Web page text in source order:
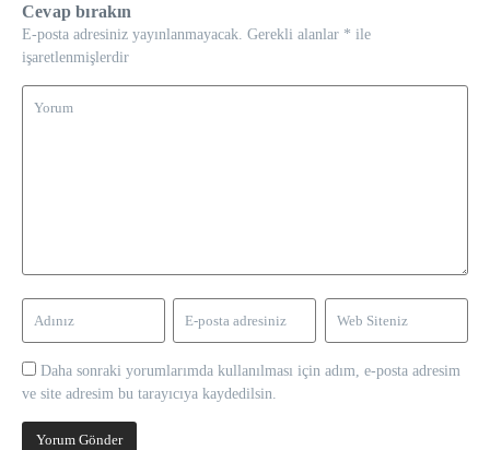
Cevap bırakın
E-posta adresiniz yayınlanmayacak. Gerekli alanlar * ile
işaretlenmişlerdir
Daha sonraki yorumlarımda kullanılması için adım, e-posta adresim
ve site adresim bu tarayıcıya kaydedilsin.